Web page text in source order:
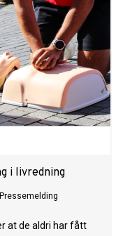
i livredning
Pressemelding
at de aldri har fått